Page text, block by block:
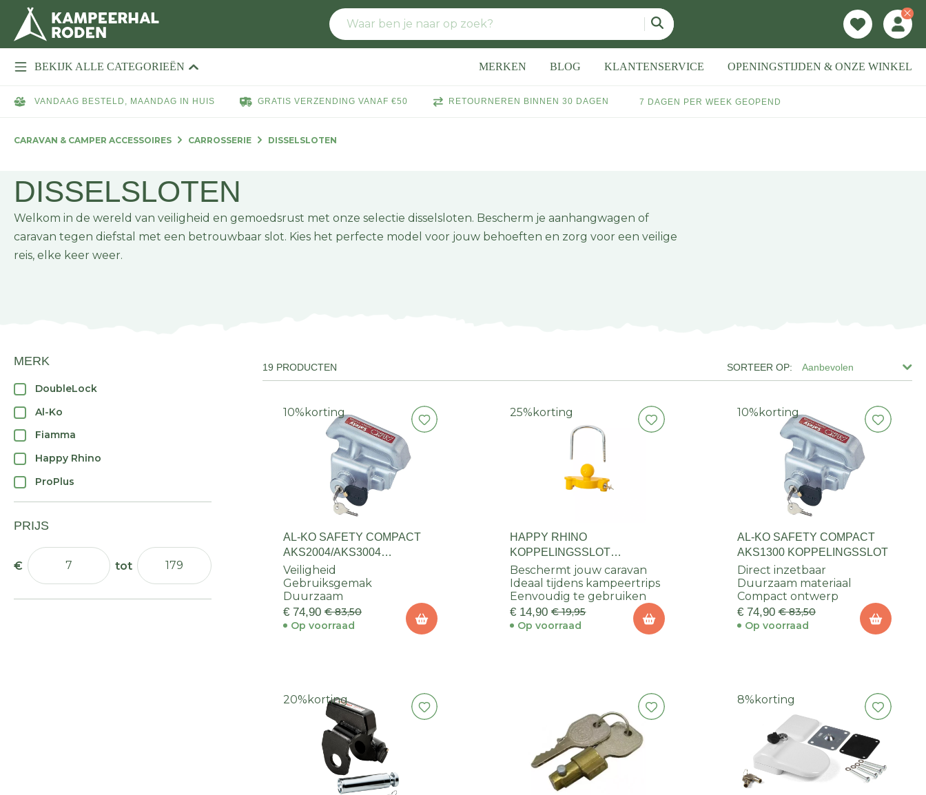
BEKIJK ALLE CATEGORIEËN MERKEN BLOG KLANTENSERVICE OPENINGSTIJDEN & ONZE WINKEL
VANDAAG BESTELD, MAANDAG IN HUIS GRATIS VERZENDING VANAF €50 RETOURNEREN BINNEN 30 DAGEN 7 DAGEN PER WEEK GEOPEND
CARAVAN & CAMPER ACCESSOIRES CARROSSERIE DISSELSLOTEN
DISSELSLOTEN
Welkom in de wereld van veiligheid en gemoedsrust met onze selectie disselsloten. Bescherm je aanhangwagen of
caravan tegen diefstal met een betrouwbaar slot. Kies het perfecte model voor jouw behoeften en zorg voor een veilige
reis, elke keer weer.
MERK
DoubleLock
Al-Ko
Fiamma
Happy Rhino
ProPlus
PRIJS
Aanbevolen
19 PRODUCTEN
10% korting
AL-KO SAFETY COMPACT
AKS2004/AKS3004
KOPPELINGSSLOT
Veiligheid
Gebruiksgemak
Duurzaam
€ 74,90 € 83,50
Op voorraad
25% korting
HAPPY RHINO
KOPPELINGSSLOT
UNIVERSEEL
Beschermt jouw caravan
Ideaal tijdens kampeertrips
Eenvoudig te gebruiken
€ 14,90 € 19,95
Op voorraad
10% korting
AL-KO SAFETY COMPACT
AKS1300 KOPPELINGSSLOT
Direct inzetbaar
Duurzaam materiaal
Compact ontwerp
€ 74,90 € 83,50
Op voorraad
20% korting 8% korting